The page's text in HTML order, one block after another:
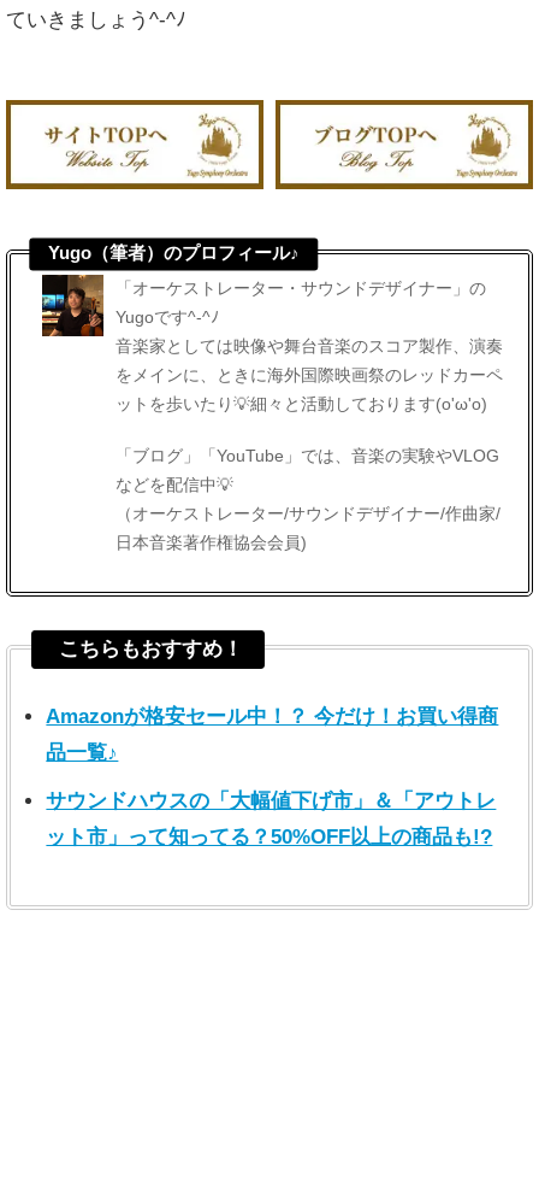
ていきましょう^-^ﾉ
Yugo（筆者）のプロフィール♪
「オーケストレーター・サウンドデザイナー」の
Yugoです^-^ﾉ
音楽家としては映像や舞台音楽のスコア製作、演奏
をメインに、ときに海外国際映画祭のレッドカーペ
ットを歩いたり💡細々と活動しております(o'ω'o)
「ブログ」「YouTube」では、音楽の実験やVLOG
などを配信中💡
（オーケストレーター/サウンドデザイナー/作曲家/
日本音楽著作権協会会員)
こちらもおすすめ！
Amazonが格安セール中！？ 今だけ！お買い得商
品一覧♪
サウンドハウスの「大幅値下げ市」＆「アウトレ
ット市」って知ってる？50%OFF以上の商品も!?